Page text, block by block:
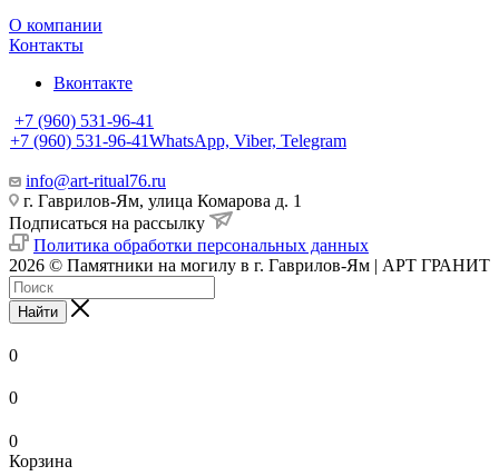
О компании
Контакты
Вконтакте
+7 (960) 531-96-41
+7 (960) 531-96-41WhatsApp, Viber, Telegram
info@art-ritual76.ru
г. Гаврилов-Ям, улица Комарова д. 1
Подписаться на рассылку
Политика обработки персональных данных
2026 © Памятники на могилу в г. Гаврилов-Ям | АРТ ГРАНИТ
Найти
0
0
0
Корзина